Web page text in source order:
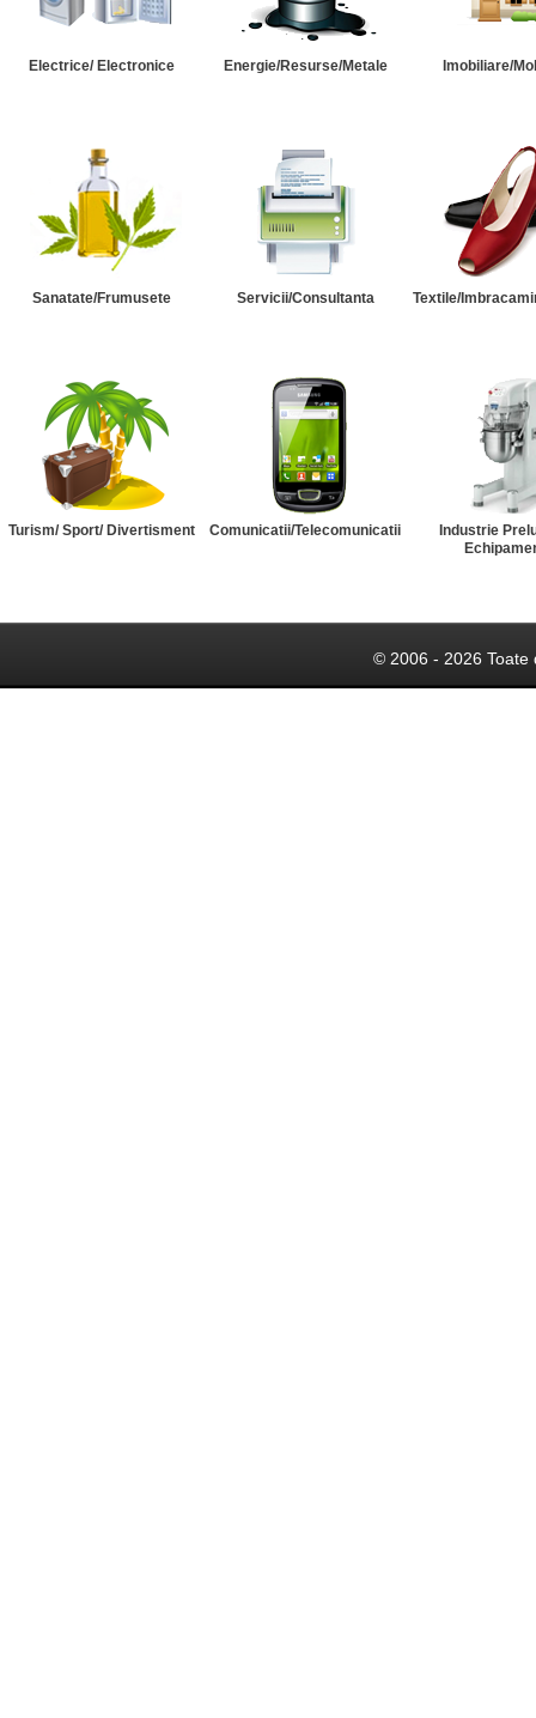
Electrice/ Electronice Energie/Resurse/Metale Imobiliare/
Sanatate/Frumusete Servicii/Consultanta Textile/
Turism/ Sport/ Divertisment Comunicatii/Telecomunicatii
Industrie
© 2006 - 2026